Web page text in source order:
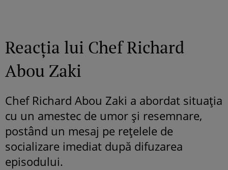
Reacția lui Chef Richard
Abou Zaki
Chef Richard Abou Zaki a abordat situația
cu un amestec de umor și resemnare,
postând un mesaj pe rețelele de
socializare imediat după difuzarea
episodului.